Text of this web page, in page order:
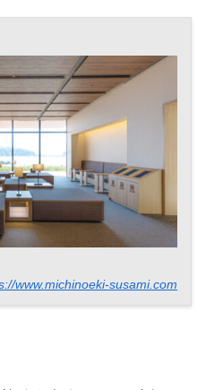
www.michinoeki-susami.com